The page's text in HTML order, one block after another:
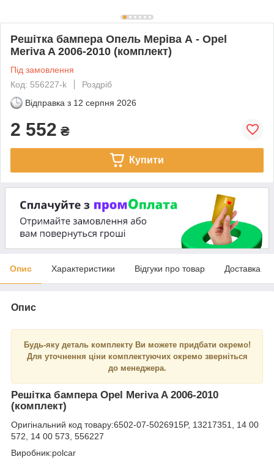
Решітка бампера Опель Меріва А - Opel
Meriva A 2006-2010 (комплект)
Під замовлення
Код: 556227-k
Роздріб
Відправка з 12 серпня 2026
2 552 ₴
Купити
Опис Характеристики Відгуки про товар Доставка
Опис
Будь-яку деталь комплекту Ви можете придбати окремо!
Для уточнення ціни комплектуючих окремо зверніться
до менеджера.
Решітка бампера Opel Meriva A 2006-2010
(комплект)
Оригінальний код товару:6502-07-5026915P, 13217351, 14 00
572, 14 00 573, 556227
Виробник:polcar